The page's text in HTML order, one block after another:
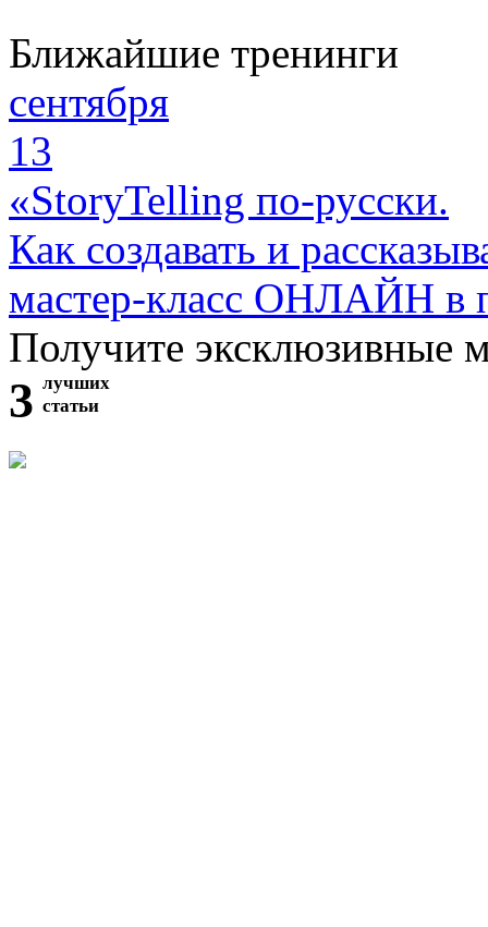
Ближайшие тренинги
сентября
13
«StoryTelling по-русски.
Как создавать и
мастер-класс ОНЛАЙН в
Получите эксклюзивные
3 лучших
статьи